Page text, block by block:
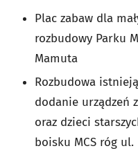
Plac zabaw dla
rozbudowy Parku
Mamuta
Rozbudowa
dodanie urządzeń
oraz dzieci
boisku MCS róg ul.